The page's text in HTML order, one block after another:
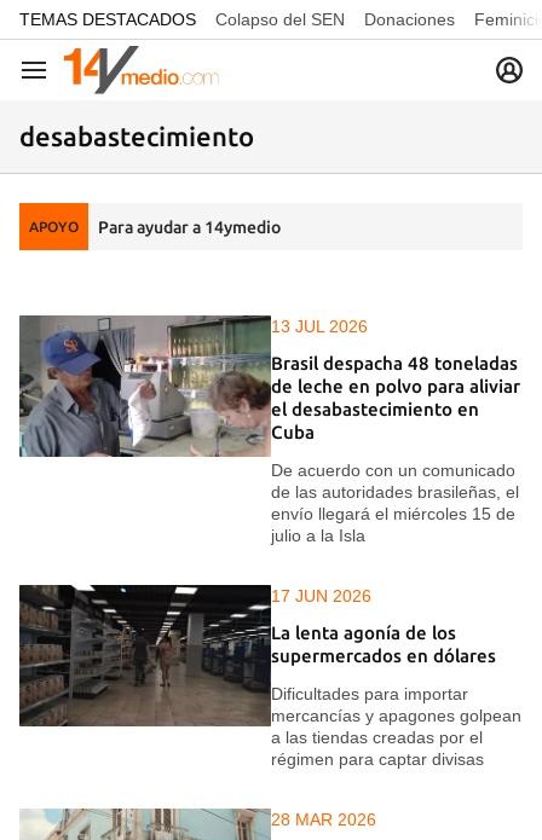
common.go-to-content
TEMAS DESTACADOS Colapso del SEN Donaciones
Navegación
desabastecimiento
APOYO Para ayudar a 14ymedio
13 JUL 2026
Brasil despacha 48 toneladas
de leche en polvo para aliviar
el desabastecimiento en
Cuba
De acuerdo con un comunicado
de las autoridades brasileñas, el
envío llegará el miércoles 15 de
julio a la Isla
17 JUN 2026
La lenta agonía de los
supermercados en dólares
Dificultades para importar
mercancías y apagones golpean
a las tiendas creadas por el
régimen para captar divisas
28 MAR 2026